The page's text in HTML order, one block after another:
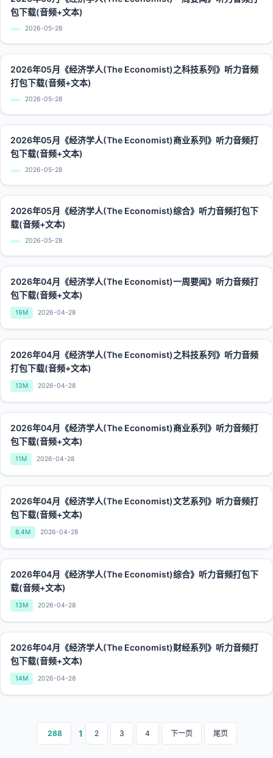
包下载(音频+文本)
2026-05-28
2026年05月《经济学人(The Economist)之科技系列》听力音频
打包下载(音频+文本)
2026-05-28
2026年05月《经济学人(The Economist)商业系列》听力音频打
包下载(音频+文本)
2026-05-28
2026年05月《经济学人(The Economist)综合》听力音频打包下
载(音频+文本)
2026-05-28
2026年04月《经济学人(The Economist)一周要闻》听力音频打
包下载(音频+文本)
19M 2026-04-28
2026年04月《经济学人(The Economist)之科技系列》听力音频
打包下载(音频+文本)
13M 2026-04-28
2026年04月《经济学人(The Economist)商业系列》听力音频打
包下载(音频+文本)
11M 2026-04-28
2026年04月《经济学人(The Economist)文艺系列》听力音频打
包下载(音频+文本)
8.4M 2026-04-28
2026年04月《经济学人(The Economist)综合》听力音频打包下
载(音频+文本)
13M 2026-04-28
2026年04月《经济学人(The Economist)财经系列》听力音频打
包下载(音频+文本)
14M 2026-04-28
288 1 2 3 4 下一页 尾页